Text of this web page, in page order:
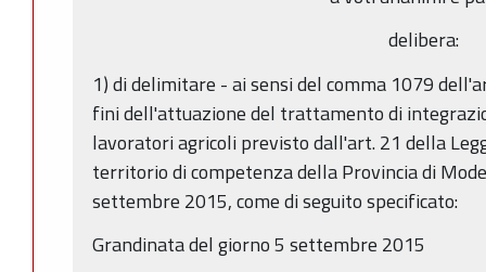
delibera:
1) di delimitare - ai sensi del comma 1079
fini dell'attuazione del trattamento di
lavoratori agricoli previsto dall'art. 21 della
territorio di competenza della Provincia di
settembre 2015, come di seguito specificato:
Grandinata del giorno 5 settembre 2015